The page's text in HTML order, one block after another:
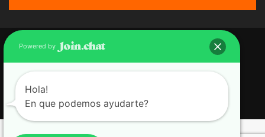
Copyright 2026 | Grupo 90 inmobiliarias. All Rights Reserved.
Política de Cookies
Política de Privacidad
Aviso Legal
Powered by
Hola!
En que podemos ayudarte?